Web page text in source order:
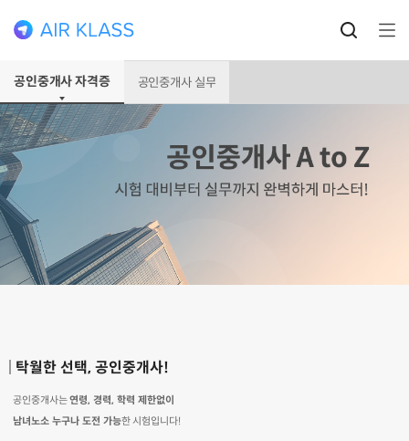
공인중개사 자격증 공인중개사 실무
탁월한 선택, 공인중개사!
공인중개사는연령, 경력, 학력 제한없이
남녀노소 누구나 도전 가능한 시험입니다!